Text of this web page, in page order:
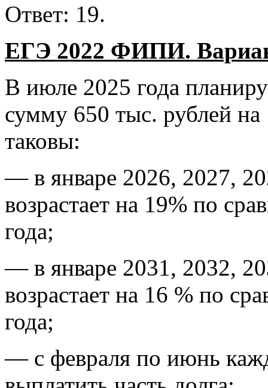
Ответ: 19.
ЕГЭ 2022 ФИПИ.
В июле 2025 года
сумму 650 тыс. рублей на
таковы:
— в январе 2026, 2027,
возрастает на 19% по
года;
— в январе 2031, 2032,
возрастает на 16 % по
года;
— с февраля по июнь